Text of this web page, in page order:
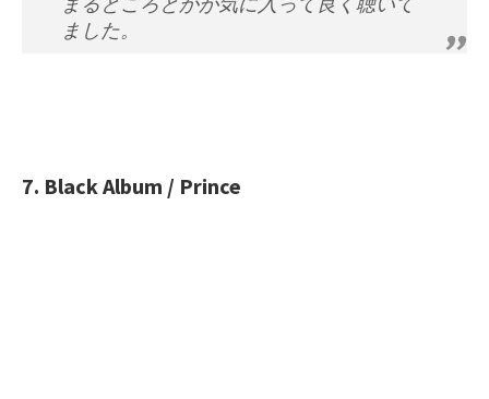
ました。
7. Black Album / Prince